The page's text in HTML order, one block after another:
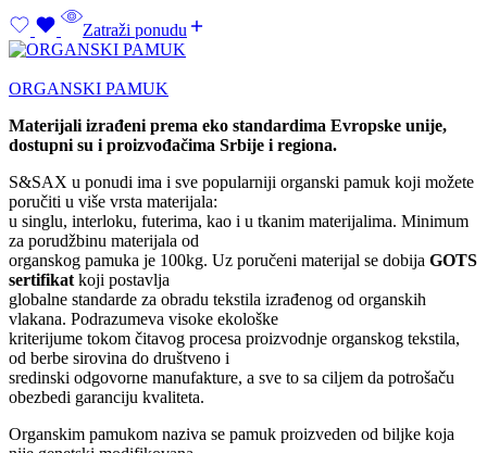
Zatraži ponudu
ORGANSKI PAMUK
Materijali izrađeni prema eko standardima Evropske unije,
dostupni su i proizvođačima Srbije i regiona.
S&SAX u ponudi ima i sve popularniji organski pamuk koji možete
poručiti u više vrsta materijala:
u singlu, interloku, futerima, kao i u tkanim materijalima. Minimum
za porudžbinu materijala od
organskog pamuka je 100kg. Uz poručeni materijal se dobija GOTS
sertifikat koji postavlja
globalne standarde za obradu tekstila izrađenog od organskih
vlakana. Podrazumeva visoke ekološke
kriterijume tokom čitavog procesa proizvodnje organskog tekstila,
od berbe sirovina do društveno i
sredinski odgovorne manufakture, a sve to sa ciljem da potrošaču
obezbedi garanciju kvaliteta.
Organskim pamukom naziva se pamuk proizveden od biljke koja